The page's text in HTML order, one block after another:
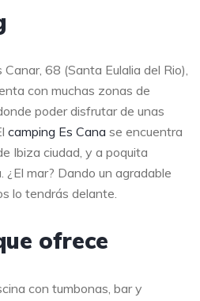
68 (Santa Eulalia del Rio),
con muchas zonas de
poder disfrutar de unas
camping Es Cana se encuentra
Ibiza ciudad, y a poquita
¿El mar? Dando un agradable
lo tendrás delante.
ofrece
con tumbonas, bar y